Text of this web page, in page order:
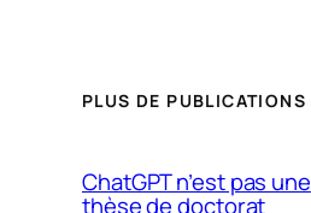
PLUS DE PUBLICATIONS
ChatGPT n’est pas une
thèse de doctorat